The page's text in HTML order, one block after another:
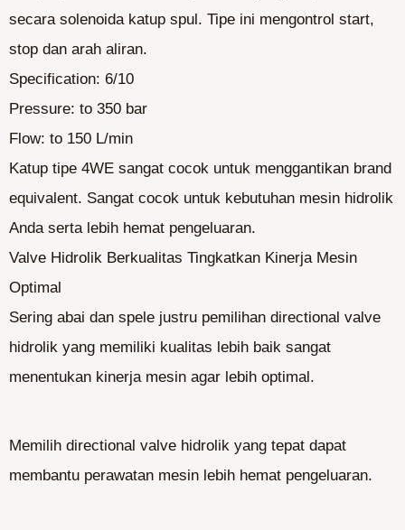
secara solenoida katup spul. Tipe ini mengontrol start,
stop dan arah aliran.
Specification: 6/10
Pressure: to 350 bar
Flow: to 150 L/min
Katup tipe 4WE sangat cocok untuk menggantikan brand
equivalent. Sangat cocok untuk kebutuhan mesin hidrolik
Anda serta lebih hemat pengeluaran.
Valve Hidrolik Berkualitas Tingkatkan Kinerja Mesin
Optimal
Sering abai dan spele justru pemilihan directional valve
hidrolik yang memiliki kualitas lebih baik sangat
menentukan kinerja mesin agar lebih optimal.
Memilih directional valve hidrolik yang tepat dapat
membantu perawatan mesin lebih hemat pengeluaran.